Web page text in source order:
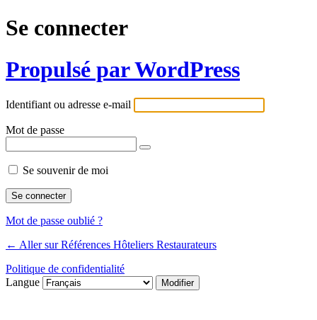
Se connecter
Propulsé par WordPress
Identifiant ou adresse e-mail
Mot de passe
Se souvenir de moi
Mot de passe oublié ?
← Aller sur Références Hôteliers Restaurateurs
Politique de confidentialité
Langue